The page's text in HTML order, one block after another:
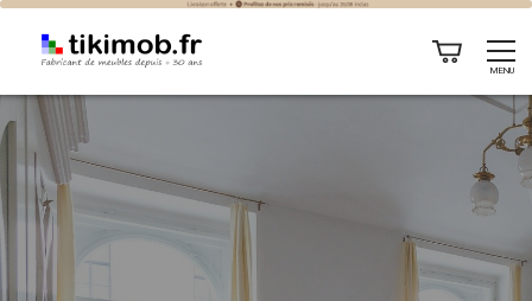
MENU
Bibliothèque fermée